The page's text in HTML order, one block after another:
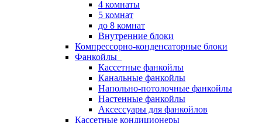
4 комнаты
5 комнат
до 8 комнат
Внутренние блоки
Компрессорно-конденсаторные блоки
Фанкойлы
Кассетные фанкойлы
Канальные фанкойлы
Напольно-потолочные фанкойлы
Настенные фанкойлы
Аксессуары для фанкойлов
Кассетные кондиционеры